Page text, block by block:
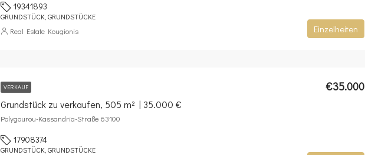
19341893
GRUNDSTÜCK, GRUNDSTÜCKE
Einzelheiten
Real Estate Kougionis
VERKAUF
Grundstück zu verkaufen, 505 m² | 35.000 €
€35.000
Polygourou-Kassandria-Straße 63100
17908374
GRUNDSTÜCK, GRUNDSTÜCKE